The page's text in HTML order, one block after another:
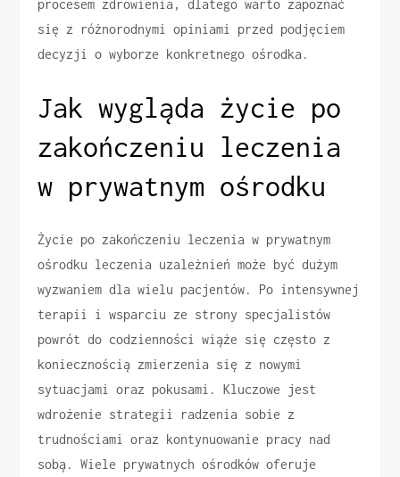
procesem zdrowienia, dlatego warto zapoznać
się z różnorodnymi opiniami przed podjęciem
decyzji o wyborze konkretnego ośrodka.
Jak wygląda życie po
zakończeniu leczenia
w prywatnym ośrodku
Życie po zakończeniu leczenia w prywatnym
ośrodku leczenia uzależnień może być dużym
wyzwaniem dla wielu pacjentów. Po intensywnej
terapii i wsparciu ze strony specjalistów
powrót do codzienności wiąże się często z
koniecznością zmierzenia się z nowymi
sytuacjami oraz pokusami. Kluczowe jest
wdrożenie strategii radzenia sobie z
trudnościami oraz kontynuowanie pracy nad
sobą. Wiele prywatnych ośrodków oferuje